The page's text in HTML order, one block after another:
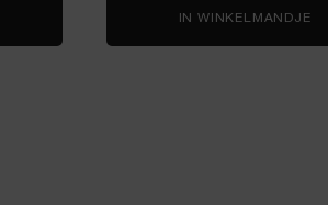
IN WINKELMANDJE